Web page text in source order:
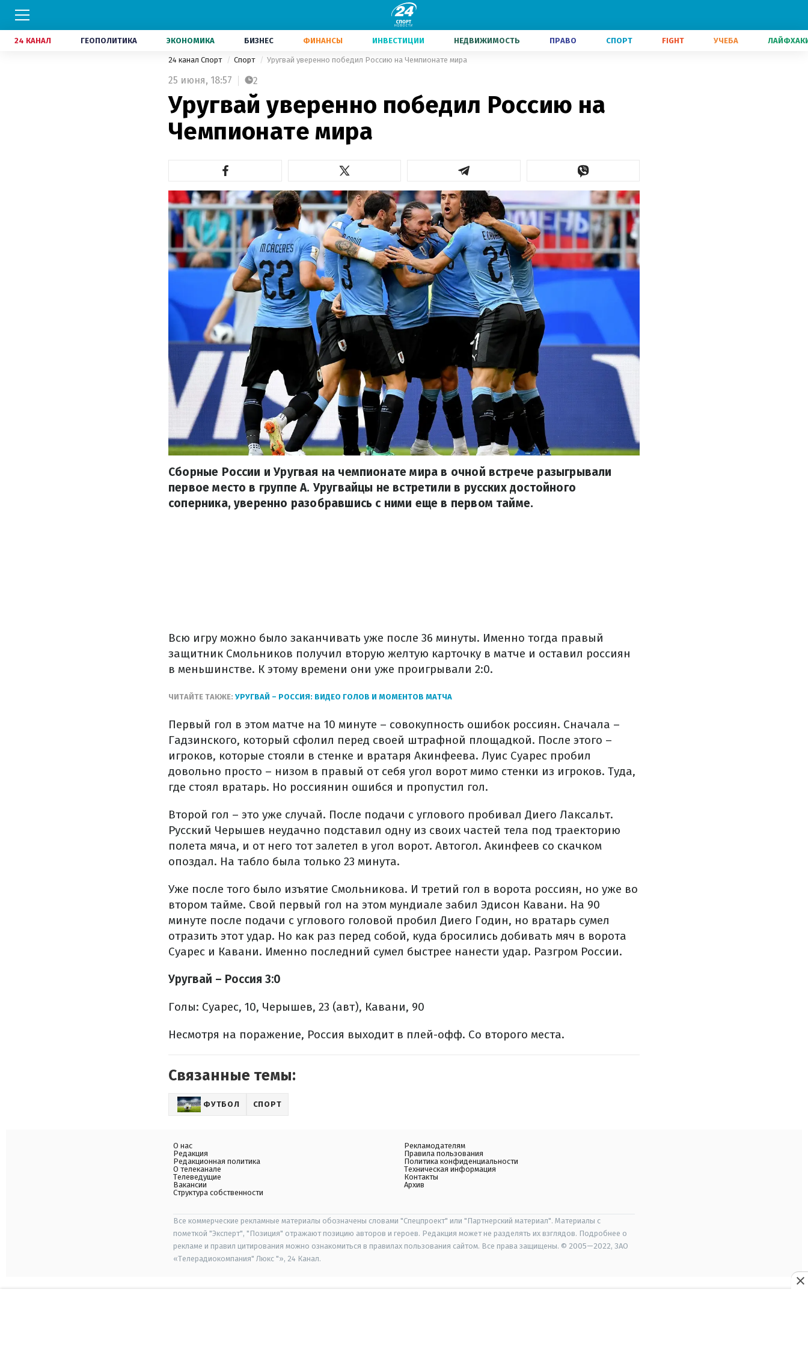
24 КАНАЛ ГЕОПОЛИТИКА ЭКОНОМИКА БИЗНЕС ФИНАНСЫ ИНВЕСТИЦИИ НЕДВИЖИМОСТЬ ПРАВО СПОРТ FIGHT УЧЕБА
24 канал Спорт Спорт Уругвай уверенно победил Россию на Чемпионате мира
25 июня, 18:57 2
Уругвай уверенно победил Россию на
Чемпионате мира
Сборные России и Уругвая на чемпионате мира в очной встрече разыгрывали
первое место в группе А. Уругвайцы не встретили в русских достойного
соперника, уверенно разобравшись с ними еще в первом тайме.
Всю игру можно было заканчивать уже после 36 минуты. Именно тогда правый
защитник Смольников получил вторую желтую карточку в матче и оставил россиян
в меньшинстве. К этому времени они уже проигрывали 2:0.
ЧИТАЙТЕ ТАКЖЕ: УРУГВАЙ – РОССИЯ: ВИДЕО ГОЛОВ И МОМЕНТОВ МАТЧА
Первый гол в этом матче на 10 минуте – совокупность ошибок россиян. Сначала –
Гадзинского, который сфолил перед своей штрафной площадкой. После этого –
игроков, которые стояли в стенке и вратаря Акинфеева. Луис Суарес пробил
довольно просто – низом в правый от себя угол ворот мимо стенки из игроков. Туда,
где стоял вратарь. Но россиянин ошибся и пропустил гол.
Второй гол – это уже случай. После подачи с углового пробивал Диего Лаксальт.
Русский Черышев неудачно подставил одну из своих частей тела под траекторию
полета мяча, и от него тот залетел в угол ворот. Автогол. Акинфеев со скачком
опоздал. На табло была только 23 минута.
Уже после того было изъятие Смольникова. И третий гол в ворота россиян, но уже во
втором тайме. Свой первый гол на этом мундиале забил Эдисон Кавани. На 90
минуте после подачи с углового головой пробил Диего Годин, но вратарь сумел
отразить этот удар. Но как раз перед собой, куда бросились добивать мяч в ворота
Суарес и Кавани. Именно последний сумел быстрее нанести удар. Разгром России.
Уругвай – Россия 3:0
Голы: Суарес, 10, Черышев, 23 (авт), Кавани, 90
Несмотря на поражение, Россия выходит в плей-офф. Со второго места.
Связанные темы:
ФУТБОЛ СПОРТ
О нас
Редакция
Редакционная политика
О телеканале
Телеведущие
Вакансии
Структура собственности
Рекламодателям
Правила пользования
Политика конфиденциальности
Техническая информация
Контакты
Архив
Все коммерческие рекламные материалы обозначены словами "Спецпроект" или "Партнерский материал". Материалы с
пометкой "Эксперт", "Позиция" отражают позицию авторов и героев. Редакция может не разделять их взглядов. Подробнее о
рекламе и правил цитирования можно ознакомиться в правилах пользования сайтом. Все права защищены. © 2005—2022, ЗАО
«Телерадиокомпания" Люкс "», 24 Канал.